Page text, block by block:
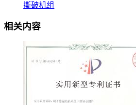
撕破机组
相关内容